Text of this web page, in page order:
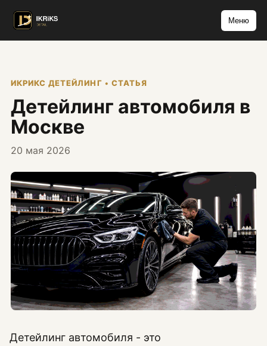
Меню
ИКРИКС ДЕТЕЙЛИНГ • СТАТЬЯ
Детейлинг автомобиля в
Москве
20 мая 2026
Детейлинг автомобиля - это